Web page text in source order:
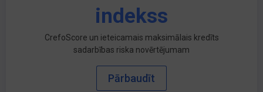
indekss
CrefoScore un ieteicamais maksimālais kredīts
sadarbības riska novērtējumam
Pārbaudīt